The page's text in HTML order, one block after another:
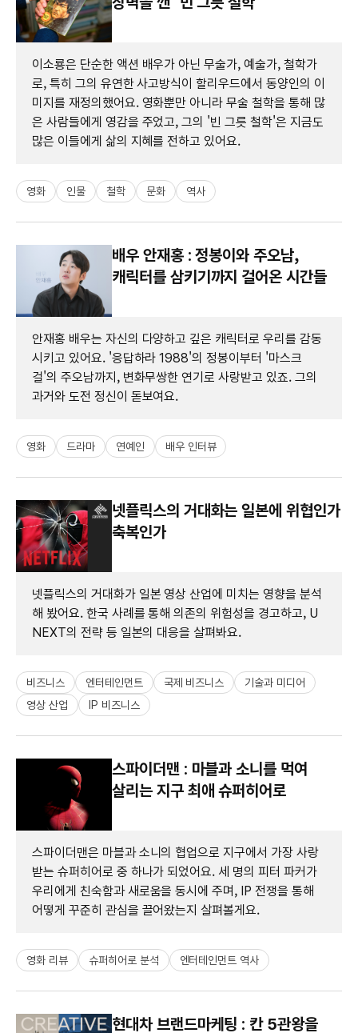
이소룡은 단순한 액션 배우가 아닌 무술가, 예술가, 철학가
로, 특히 그의 유연한 사고방식이 할리우드에서 동양인의 이
미지를 재정의했어요. 영화뿐만 아니라 무술 철학을 통해 많
은 사람들에게 영감을 주었고, 그의 '빈 그릇 철학'은 지금도
많은 이들에게 삶의 지혜를 전하고 있어요.
영화 인물 철학 문화 역사
배우 안재홍 : 정봉이와 주오남,
캐릭터를 삼키기까지 걸어온 시간들
안재홍 배우는 자신의 다양하고 깊은 캐릭터로 우리를 감동
시키고 있어요. '응답하라 1988'의 정봉이부터 '마스크
걸'의 주오남까지, 변화무쌍한 연기로 사랑받고 있죠. 그의
과거와 도전 정신이 돋보여요.
영화 드라마 연예인 배우 인터뷰
넷플릭스의 거대화는 일본에 위협인가
축복인가
넷플릭스의 거대화가 일본 영상 산업에 미치는 영향을 분석
해 봤어요. 한국 사례를 통해 의존의 위험성을 경고하고, U
NEXT의 전략 등 일본의 대응을 살펴봐요.
비즈니스 엔터테인먼트 국제 비즈니스
기술과 미디어
영상 산업
IP 비즈니스
스파이더맨 : 마블과 소니를 먹여
살리는 지구 최애 슈퍼히어로
스파이더맨은 마블과 소니의 협업으로 지구에서 가장 사랑
받는 슈퍼히어로 중 하나가 되었어요. 세 명의 피터 파커가
우리에게 친숙함과 새로움을 동시에 주며, IP 전쟁을 통해
어떻게 꾸준히 관심을 끌어왔는지 살펴볼게요.
영화 리뷰 슈퍼히어로 분석 엔터테인먼트 역사
현대차 브랜드마케팅 : 칸 5관왕을